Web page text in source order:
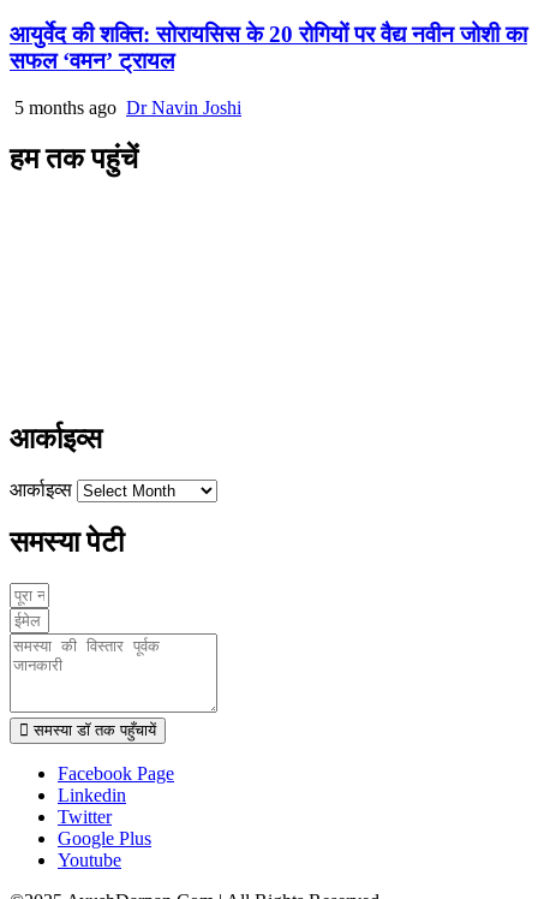
आयुर्वेद की शक्ति: सोरायसिस के 20 रोगियों पर वैद्य नवीन जोशी का
सफल ‘वमन’ ट्रायल
5 months ago Dr Navin Joshi
हम तक पहुंचें
आर्काइव्स
आर्काइव्स
समस्या पेटी
समस्या डॉ तक पहुँचायें
Facebook Page
Linkedin
Twitter
Google Plus
Youtube